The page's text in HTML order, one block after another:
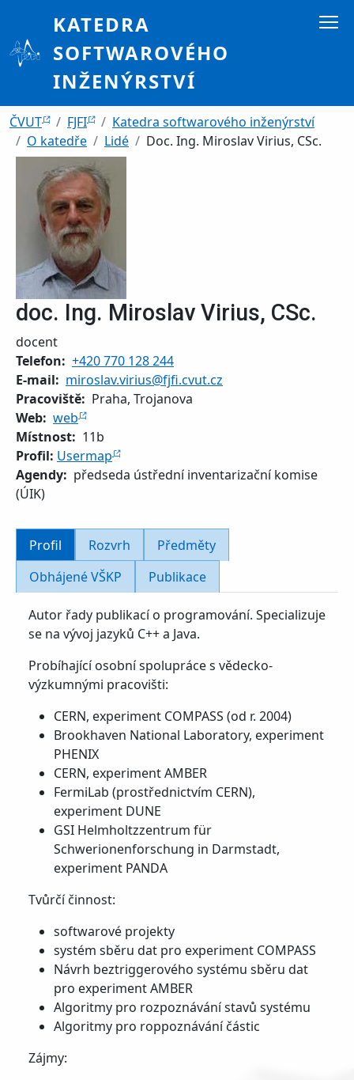
KATEDRA
SOFTWAROVÉHO
INŽENÝRSTVÍ
Drobečková navigace
ČVUT FJFI
Katedra softwarového inženýrství
O katedře
Lidé Doc. Ing. Miroslav Virius, CSc.
doc. Ing. Miroslav Virius, CSc.
Funkce
docent
Telefon
+420 770 128 244
E-mail
miroslav.virius@fjfi.cvut.cz
Pracoviště
Praha, Trojanova
Web web
Místnost
11b
Profil: Usermap
Agendy
předseda ústřední inventarizační komise
(ÚIK)
Profil Rozvrh
Předměty
Obhájené VŠKP
Publikace
Autor řady publikací o programování. Specializuje
se na vývoj jazyků C++ a Java.
Probíhající osobní spolupráce s vědecko-
výzkumnými pracovišti:
CERN, experiment COMPASS (od r. 2004)
Brookhaven National Laboratory, experiment
PHENIX
CERN, experiment AMBER
FermiLab (prostřednictvím CERN),
experiment DUNE
GSI Helmholtzzentrum für
Schwerionenforschung in Darmstadt,
experiment PANDA
Tvůrčí činnost:
softwarové projekty
systém sběru dat pro experiment COMPASS
Návrh beztriggerového systému sběru dat
pro experiment AMBER
Algoritmy pro rozpoznávání stavů systému
Algoritmy pro roppoznávání částic
Zájmy: